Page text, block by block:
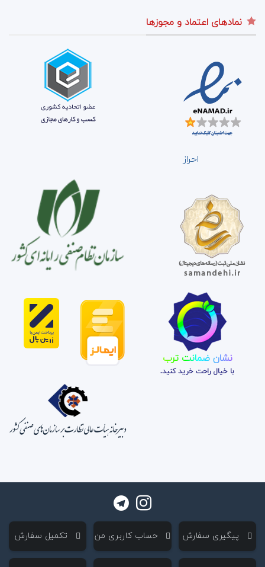
نمادهای اعتماد و مجوزها
احراز
نشان ضمانت ترب
با خیال راحت خرید کنید.
‌ پیگیری سفارش ‌ حساب کاربری من ‌ تکمیل سفارش